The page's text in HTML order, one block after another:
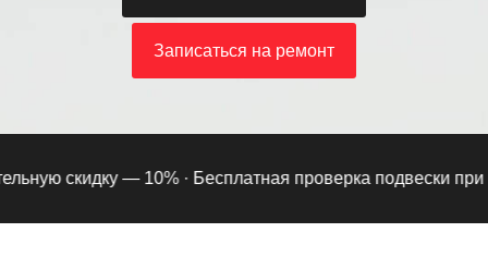
Записаться на ремонт
скидку — 10% ·Бесплатная проверка подвески при